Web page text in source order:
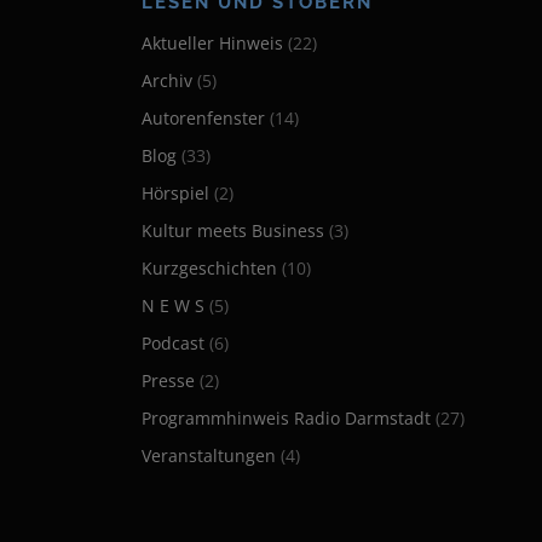
g
s
n
a
v
i
g
a
t
i
Aktueller Hinweis (22)
Archiv (5)
Autorenfenster (14)
Blog (33)
Hörspiel (2)
Kultur meets Business (3)
Kurzgeschichten (10)
N E W S (5)
Podcast (6)
Presse (2)
Programmhinweis Radio Darmstadt (27)
Veranstaltungen (4)